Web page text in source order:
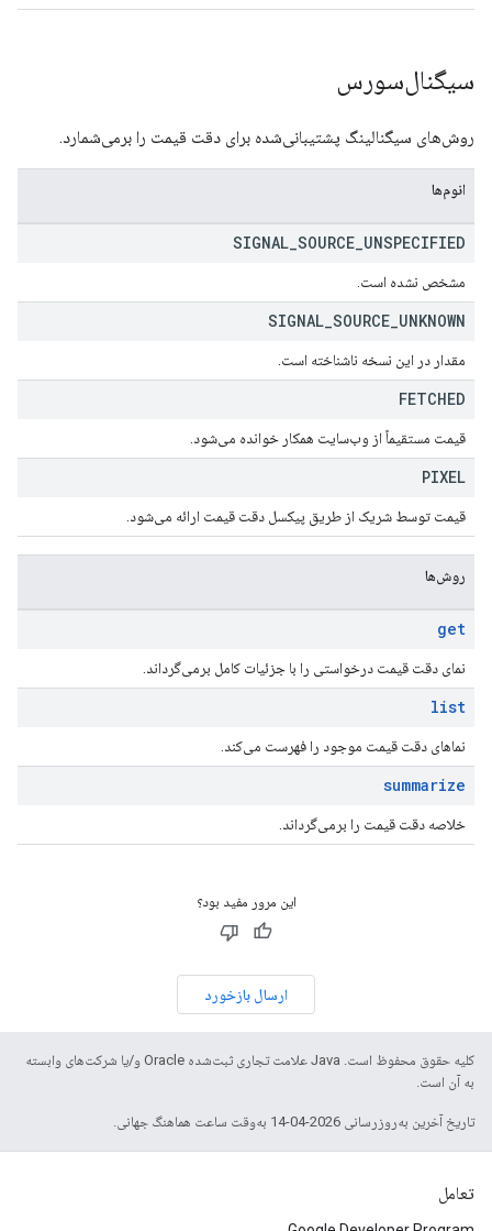
سیگنال‌سورس
روش‌های سیگنالینگ پشتیبانی‌شده برای دقت قیمت را برمی‌شمارد.
انوم‌ها
SIGNAL SOURCE UNSPECIFIED
مشخص نشده است.
SIGNAL SOURCE UNKNOWN
مقدار در این نسخه ناشناخته است.
FETCHED
قیمت مستقیماً از وب‌سایت همکار خوانده می‌شود.
PIXEL
قیمت توسط شریک از طریق پیکسل دقت قیمت ارائه می‌شود.
روش‌ها
get
نمای دقت قیمت درخواستی را با جزئیات کامل برمی‌گرداند.
list
نماهای دقت قیمت موجود را فهرست می‌کند.
summarize
خلاصه دقت قیمت را برمی‌گرداند.
این مرور مفید بود؟
ارسال بازخورد
کلیه حقوق محفوظ است. Java علامت تجاری ثبت‌شده Oracle و/یا شرکت‌های وابسته
به آن است.
تاریخ آخرین به‌روزرسانی 2026-04-14 به‌وقت ساعت هماهنگ جهانی.
تعامل